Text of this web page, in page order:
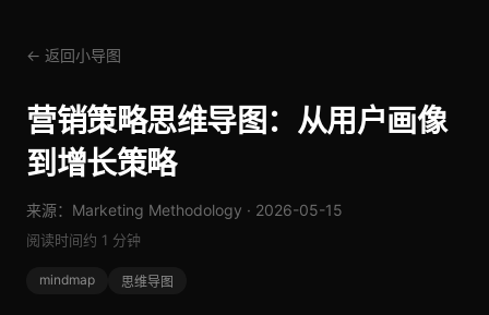
← 返回小导图
营销策略思维导图：从用户画像
到增长策略
来源：Marketing Methodology · 2026-05-15
阅读时间约 1 分钟
mindmap 思维导图